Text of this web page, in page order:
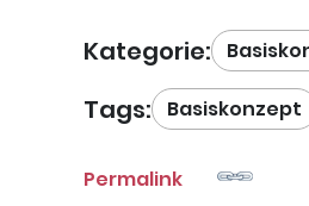
Kategorie:
Tags: Basiskonzept
Permalink